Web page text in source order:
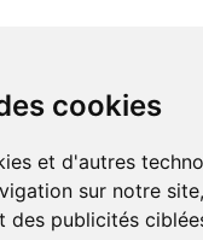
cookies
et d'autres
sur notre
des publicités